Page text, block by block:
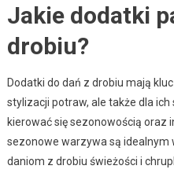
Jakie dodatki
drobiu?
Dodatki do dań z drobiu mają
stylizacji potraw, ale także dla
kierować się sezonowością oraz
sezonowe warzywa są idealnym
daniom z drobiu świeżości i